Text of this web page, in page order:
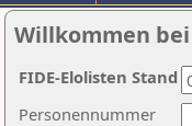
Willkommen
Personennummer
FIDE-Elolisten Stand